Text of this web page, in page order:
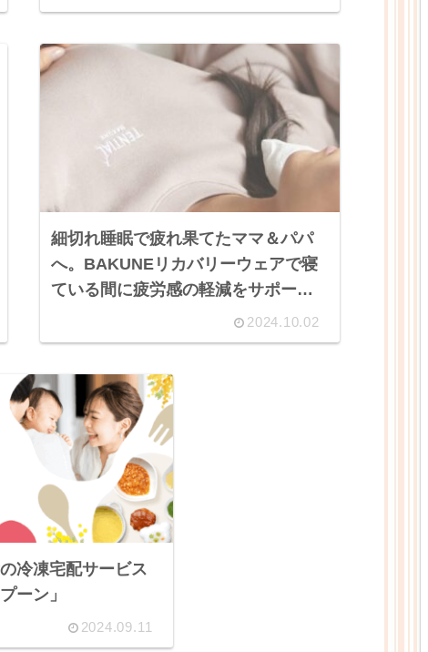
細切れ睡眠で疲れ果てたママ＆パパ
へ。BAKUNEリカバリーウェアで寝
ている間に疲労感の軽減をサポー
2024.10.02
冷凍宅配サービス
ーン」
2024.09.11